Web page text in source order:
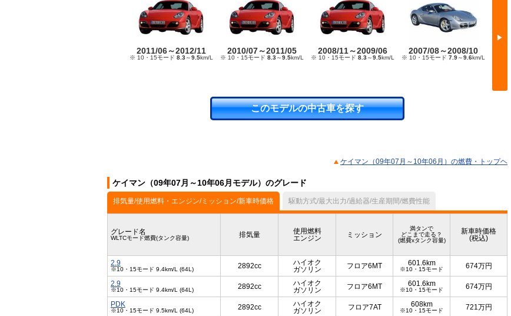
▶
2011/06～2012/11
※ 10・15モード 8.3～9.5km/L
2010/07～2011/05
※ 10・15モード 8.3～9.5km/L
2008/11～2009/06
※ 10・15モード 8.3～9.5km/L
2007/08～2008/10
※ 10・15モード 7.9～9.6km/L
このモデルの中古車を探す
ケイマン（09年07月～10年06月）の燃費・トップヘ
ケイマン（09年07月～10年06月モデル）のグレード
排気量/使用燃料・エンジン/ミッション/新車時価格 駆動方式/最大出力/過給器/生産期間/燃費性能
グレード名
WLTCモード燃費(タンク容量) 排気量
使用燃料
エンジン
ミッション
満タンで
どこまで走る？
(燃費xタンク容量)
新車時価格
(税込)
2.9
※10・15モード 9.4km/L (64L) 2892cc
ハイオク
ガソリン
フロア6MT 601.6km
※10・15モード 674万円
2.9
※10・15モード 9.4km/L (64L) 2892cc
ハイオク
ガソリン
フロア6MT 601.6km
※10・15モード 674万円
PDK
※10・15モード 9.5km/L (64L) 2892cc
ハイオク
ガソリン
フロア7AT 608km
※10・15モード 721万円